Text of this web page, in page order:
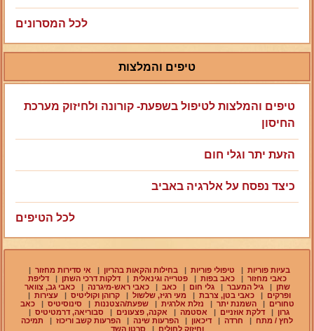
לכל המסרונים
טיפים והמלצות
טיפים והמלצות לטיפול בשפעת- קורונה ולחיזוק מערכת
החיסון
הזעת יתר וגלי חום
כיצד נפסח על אלרגיה באביב
לכל הטיפים
בעיות פוריות | טיפולי פוריות |בחילות והקאות בהריון | אי סדירות מחזור |
כאבי מחזור |כאב בפות |פטרייה וגינאלית |דלקות דרכי השתן |דליפת
שתן |גיל המעבר |גלי חום |כאב |כאבי ראש-מיגרנה |כאבי גב, צוואר
ופרקים |כאבי בטן, צרבת | מעי רגיז, שלשול |קרוהן וקוליטיס |עצירות |
טחורים |השמנת יתר | נזלת אלרגית |שפעת/הצטננות | סינוסיטיס |כאב
גרון | דלקת אוזניים | אסטמה | אקנה, פצעונים | סבוריאה, דרמטיטיס |
לחץ / מתח | חרדה | דיכאון | הפרעות שינה | הפרעות קשב וריכוז | תמיכה
וחיזוק לחולים | סרטן השד